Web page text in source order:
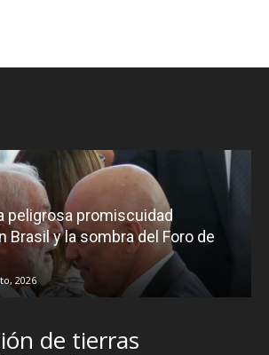
peligrosa promiscuidad
Brasil y la sombra del Foro de
2026
de tierras